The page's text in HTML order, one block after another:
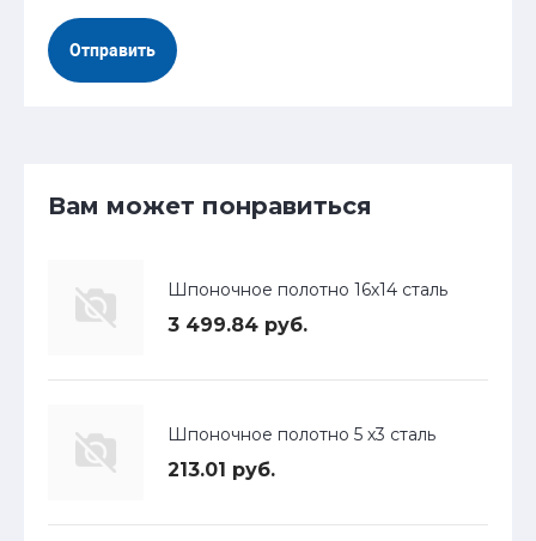
Отправить
Вам может понравиться
Шпоночное полотно 16х14 сталь
3 499.84 руб.
Шпоночное полотно 5 х3 сталь
213.01 руб.